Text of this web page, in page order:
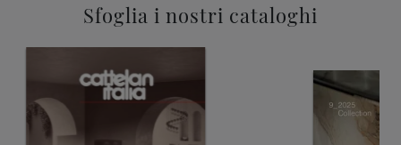
Sfoglia i nostri cataloghi